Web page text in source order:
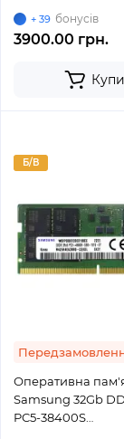
SODIMM ECC
+ 39 бонусів
3900.00 грн.
Б/В
Оперативна
Samsung 32Gb
PC5-38400S